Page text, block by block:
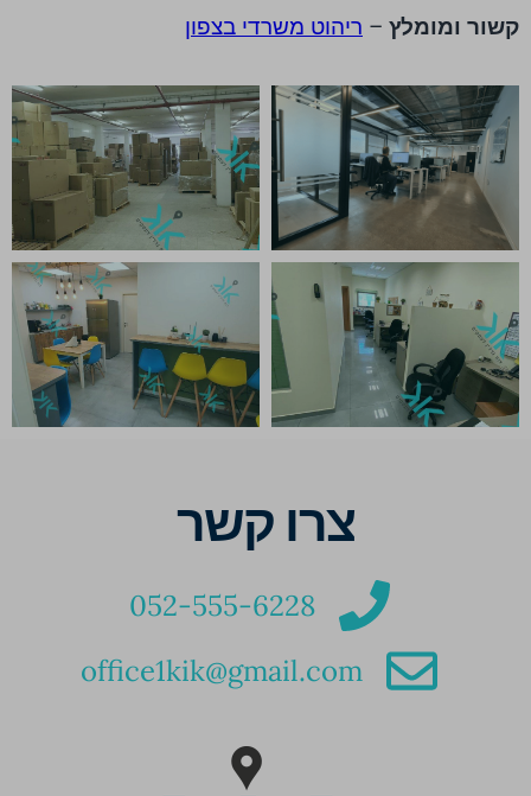
קשור ומומלץ – ריהוט משרדי בצפון
צרו קשר
052-555-6228
office1kik@gmail.com